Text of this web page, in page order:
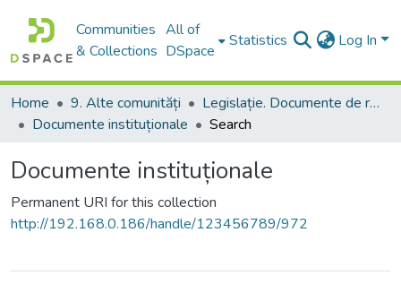
Communities
& Collections
All of
DSpace
Statistics Log In
Home 9. Alte comunități
Legislație. Documente de reglementare
Documente instituționale
Search
Documente instituționale
Permanent URI for this collection
http://192.168.0.186/handle/123456789/972